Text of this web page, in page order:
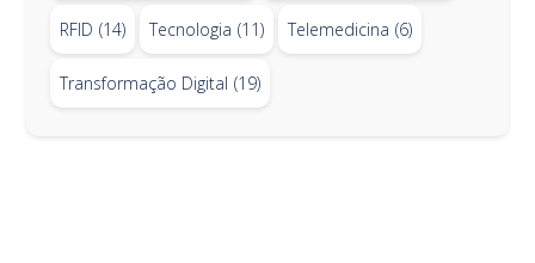
RFID (14) Tecnologia (11) Telemedicina (6)
Transformação Digital (19)